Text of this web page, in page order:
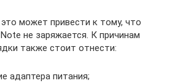
может привести к тому, что
не заряжается. К причинам
также стоит отнести:
адаптера питания;